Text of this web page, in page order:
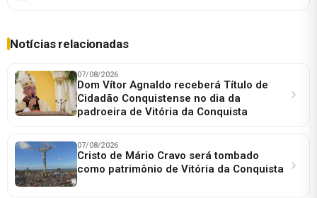
Notícias relacionadas
07/08/2026
Dom Vítor Agnaldo receberá Título de
Cidadão Conquistense no dia da
padroeira de Vitória da Conquista
07/08/2026
Cristo de Mário Cravo será tombado
como patrimônio de Vitória da Conquista